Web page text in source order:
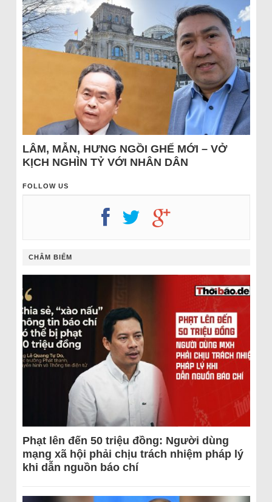
LÂM, MẪN, HƯNG NGỒI GHẾ MỚI – VỞ
KỊCH NGHÌN TỶ VỚI NHÂN DÂN
FOLLOW US
CHÂM BIẾM
Phạt lên đến 50 triệu đồng: Người dùng
mạng xã hội phải chịu trách nhiệm pháp lý
khi dẫn nguồn báo chí